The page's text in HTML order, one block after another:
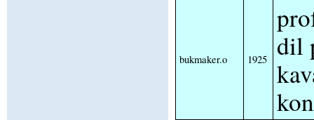
bukmaker.o 1925
dil